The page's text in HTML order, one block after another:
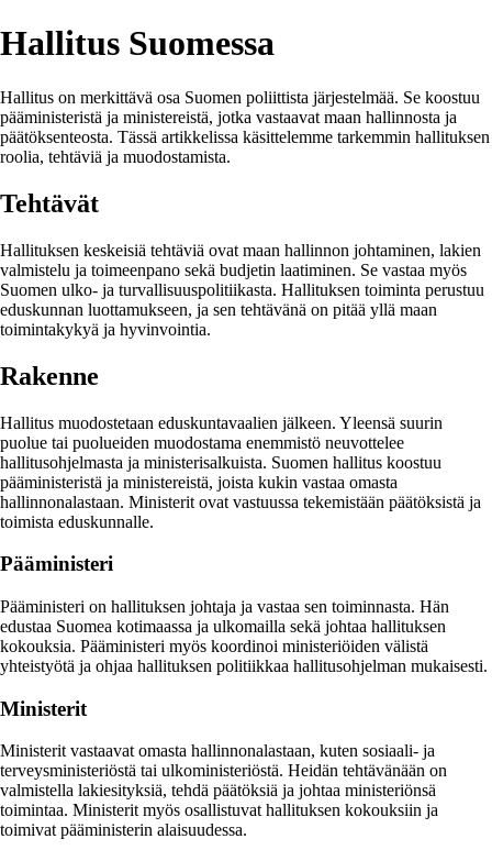
Hallitus Suomessa
Hallitus on merkittävä osa Suomen poliittista järjestelmää. Se koostuu
pääministeristä ja ministereistä, jotka vastaavat maan hallinnosta ja
päätöksenteosta. Tässä artikkelissa käsittelemme tarkemmin hallituksen
roolia, tehtäviä ja muodostamista.
Tehtävät
Hallituksen keskeisiä tehtäviä ovat maan hallinnon johtaminen, lakien
valmistelu ja toimeenpano sekä budjetin laatiminen. Se vastaa myös
Suomen ulko- ja turvallisuuspolitiikasta. Hallituksen toiminta perustuu
eduskunnan luottamukseen, ja sen tehtävänä on pitää yllä maan
toimintakykyä ja hyvinvointia.
Rakenne
Hallitus muodostetaan eduskuntavaalien jälkeen. Yleensä suurin
puolue tai puolueiden muodostama enemmistö neuvottelee
hallitusohjelmasta ja ministerisalkuista. Suomen hallitus koostuu
pääministeristä ja ministereistä, joista kukin vastaa omasta
hallinnonalastaan. Ministerit ovat vastuussa tekemistään päätöksistä ja
toimista eduskunnalle.
Pääministeri
Pääministeri on hallituksen johtaja ja vastaa sen toiminnasta. Hän
edustaa Suomea kotimaassa ja ulkomailla sekä johtaa hallituksen
kokouksia. Pääministeri myös koordinoi ministeriöiden välistä
yhteistyötä ja ohjaa hallituksen politiikkaa hallitusohjelman mukaisesti.
Ministerit
Ministerit vastaavat omasta hallinnonalastaan, kuten sosiaali- ja
terveysministeriöstä tai ulkoministeriöstä. Heidän tehtävänään on
valmistella lakiesityksiä, tehdä päätöksiä ja johtaa ministeriönsä
toimintaa. Ministerit myös osallistuvat hallituksen kokouksiin ja
toimivat pääministerin alaisuudessa.